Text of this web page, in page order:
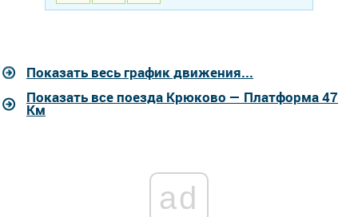
Показать весь график движения...
Показать все поезда Крюково — Платформа 47
Км
ad